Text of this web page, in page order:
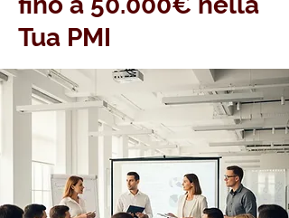
Tua PMI